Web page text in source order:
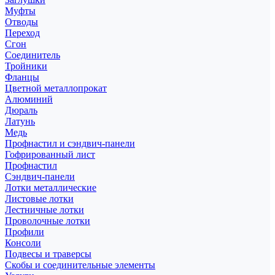
Муфты
Отводы
Переход
Сгон
Соединитель
Тройники
Фланцы
Цветной металлопрокат
Алюминий
Дюраль
Латунь
Медь
Профнастил и сэндвич-панели
Гофрированный лист
Профнастил
Сэндвич-панели
Лотки металлические
Листовые лотки
Лестничные лотки
Проволочные лотки
Профили
Консоли
Подвесы и траверсы
Скобы и соединительные элементы